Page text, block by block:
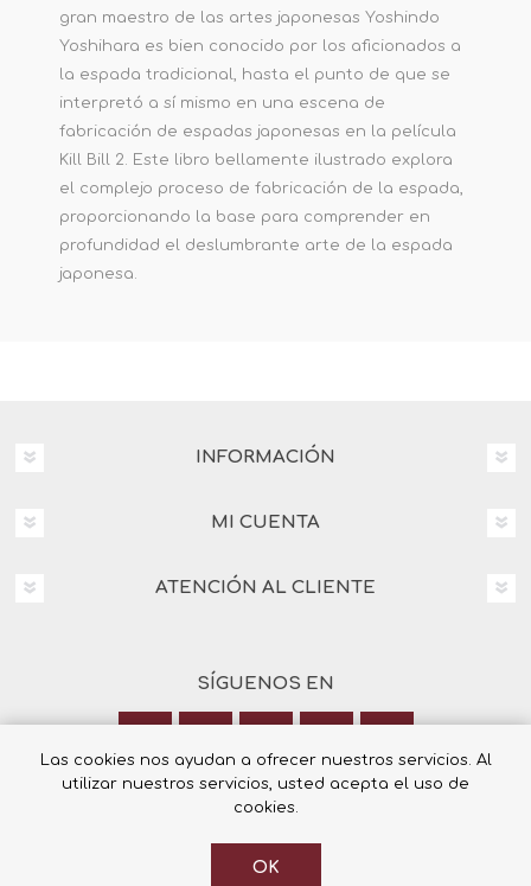
gran maestro de las artes japonesas Yoshindo
Yoshihara es bien conocido por los aficionados a
la espada tradicional, hasta el punto de que se
interpretó a sí mismo en una escena de
fabricación de espadas japonesas en la película
Kill Bill 2. Este libro bellamente ilustrado explora
el complejo proceso de fabricación de la espada,
proporcionando la base para comprender en
profundidad el deslumbrante arte de la espada
japonesa.
INFORMACIÓN
MI CUENTA
ATENCIÓN AL CLIENTE
SÍGUENOS EN
Calle Italia 6, 03003 Alicante
+34 965 12 23 55
Las cookies nos ayudan a ofrecer nuestros servicios. Al
utilizar nuestros servicios, usted acepta el uso de
cookies.
OK